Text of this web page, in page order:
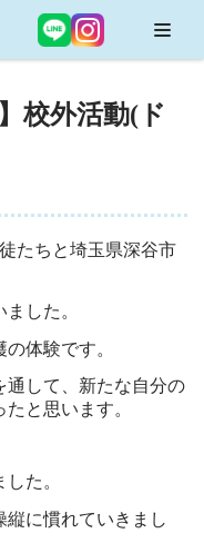
校外活動(ド
たちと埼玉県深谷市
した。
体験です。
通して、新たな自分の
と思います。
た。
縦に慣れていきまし